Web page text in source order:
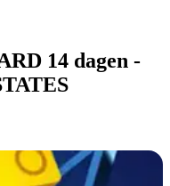
14 dagen -